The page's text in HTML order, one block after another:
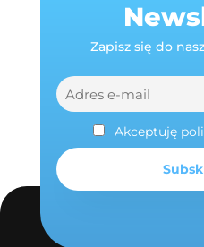
Zapisz się do
Akceptuję